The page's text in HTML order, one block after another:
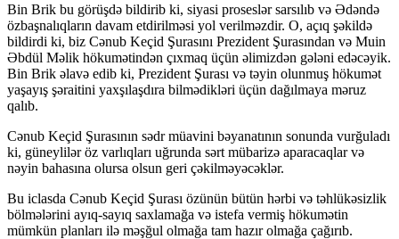
Bin Brik bu görüşdə bildirib ki, siyasi proseslər sarsılıb və Ədəndə
özbaşnalıqların davam etdirilməsi yol verilməzdir. O, açıq şəkildə
bildirdi ki, biz Cənub Keçid Şurasını Prezident Şurasından və Muin
Əbdül Məlik hökumətindən çıxmaq üçün əlimizdən gələni edəcəyik.
Bin Brik əlavə edib ki, Prezident Şurası və təyin olunmuş hökumət
yaşayış şəraitini yaxşılaşdıra bilmədikləri üçün dağılmaya məruz
qalıb.
Cənub Keçid Şurasının sədr müavini bəyanatının sonunda vurğuladı
ki, güneylilər öz varlıqları uğrunda sərt mübarizə aparacaqlar və
nəyin bahasına olursa olsun geri çəkilməyəcəklər.
Bu iclasda Cənub Keçid Şurası özünün bütün hərbi və təhlükəsizlik
bölmələrini ayıq-sayıq saxlamağa və istefa vermiş hökumətin
mümkün planları ilə məşğul olmağa tam hazır olmağa çağırıb.